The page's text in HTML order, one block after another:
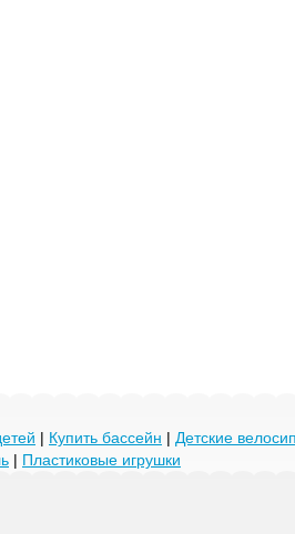
| Купить бассейн | Детские
| Пластиковые игрушки